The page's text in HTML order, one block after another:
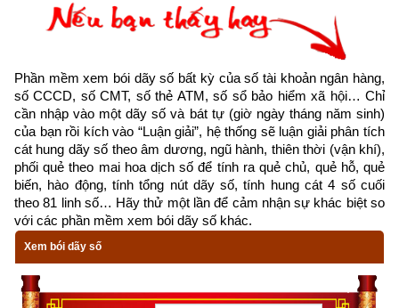
là ngọn nguồn của nhân mệnh. Gốc khô thì cây chết, gốc có
rễ cắm sâu thì lá xanh, nền rỗng thì nhà đổ, nền kiên cố thì
nhà chắc chắn. Nguồn cạn kiệt thì mệnh tan; nguồn phong
phú thì mệnh cường. Năm có vượng hay không, tốt hay
không phải xem xét 3 yếu tố:
Một là phải xem nguyệt lệnh
Hai là xét mối quan hệ tương sinh, tương khắc giữa can và
chi
Ba là xét tới mối quan hệ sinh khắc chế hóa của 3 trụ còn lại
thì mới biết rõ được.
Tháng sinh trong tứ trụ giống như cành của cây, cành chắc
Phần mềm xem bói dãy số bất kỳ của số tài khoản ngân hàng,
số CCCD, số CMT, số thẻ ATM, số sổ bảo hiểm xã hội… Chỉ
cần nhập vào một dãy số và bát tự (giờ ngày tháng năm sinh)
của bạn rồi kích vào “Luận giải”, hệ thống sẽ luận giải phân tích
cát hung dãy số theo âm dương, ngũ hành, thiên thời (vận khí),
phối quẻ theo mai hoa dịch số để tính ra quẻ chủ, quẻ hỗ, quẻ
biến, hào động, tính tổng nút dãy số, tính hung cát 4 số cuối
theo 81 linh số… Hãy thử một lần để cảm nhận sự khác biệt so
với các phần mềm xem bói dãy số khác.
Xem bói dãy số